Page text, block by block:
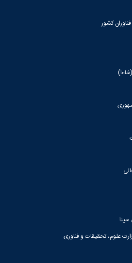
کشور
سینا
علوم، تحقیقات و فناوری